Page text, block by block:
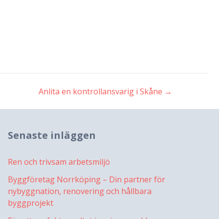
Anlita en kontrollansvarig i Skåne →
Senaste inläggen
Ren och trivsam arbetsmiljö
Byggföretag Norrköping – Din partner för
nybyggnation, renovering och hållbara
byggprojekt